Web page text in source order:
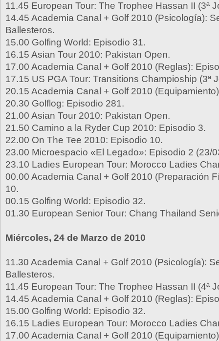
11.45 European Tour: The Trophee Hassan II (3ª
14.45 Academia Canal + Golf 2010 (Psicología):
Ballesteros.
15.00 Golfing World: Episodio 31.
16.15 Asian Tour 2010: Pakistan Open.
17.00 Academia Canal + Golf 2010 (Reglas):
17.15 US PGA Tour: Transitions Champioship (3ª
20.15 Academia Canal + Golf 2010
20.30 Golflog: Episodio 281.
21.00 Asian Tour 2010: Pakistan Open.
21.50 Camino a la Ryder Cup 2010: Episodio 3.
22.00 On The Tee 2010: Episodio 10.
23.00 Microespacio «El Legado»: Episodio 2 (23/
23.10 Ladies European Tour: Morocco Ladies
00.00 Academia Canal + Golf 2010 (Preparación
10.
00.15 Golfing World: Episodio 32.
01.30 European Senior Tour: Chang Thailand
Miércoles, 24 de Marzo de 2010
11.30 Academia Canal + Golf 2010 (Psicología):
Ballesteros.
11.45 European Tour: The Trophee Hassan II (4ª
14.45 Academia Canal + Golf 2010 (Reglas):
15.00 Golfing World: Episodio 32.
16.15 Ladies European Tour: Morocco Ladies
17.00 Academia Canal + Golf 2010